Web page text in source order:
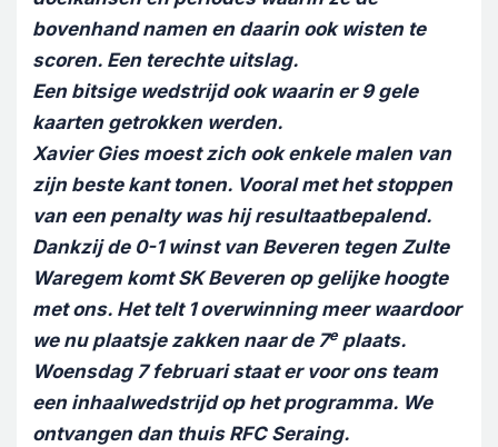
bovenhand namen en daarin ook wisten te
scoren. Een terechte uitslag.
Een bitsige wedstrijd ook waarin er 9 gele
kaarten getrokken werden.
Xavier Gies moest zich ook enkele malen van
zijn beste kant tonen. Vooral met het stoppen
van een penalty was hij resultaatbepalend.
Dankzij de 0-1 winst van Beveren tegen Zulte
Waregem komt SK Beveren op gelijke hoogte
met ons. Het telt 1 overwinning meer waardoor
we nu plaatsje zakken naar de 7eplaats.
Woensdag 7 februari staat er voor ons team
een inhaalwedstrijd op het programma. We
ontvangen dan thuis RFC Seraing.